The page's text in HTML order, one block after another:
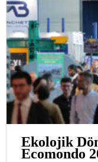
Ekolojik
Ecomondo